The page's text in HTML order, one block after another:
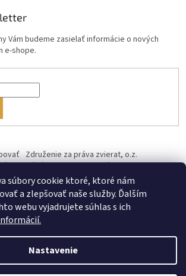
súbory cookie ktoré, ktoré nám
a zlepšovať naše služby. Ďalším
webu vyjadrujete súhlas s ich
Nastavenie
Vám budeme zasielať informácie o nových
e-shope.
Združenie za práva zvierat, o.z.
kastračný program Informácie o cookies
od ♥ vybudoval Filip Minár
Vytvoril Shoptet Premium